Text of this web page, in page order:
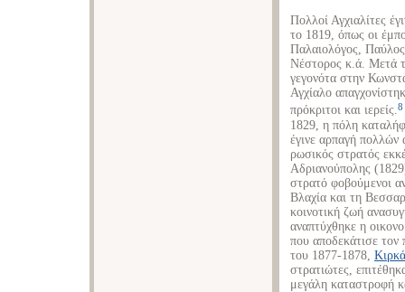
Πολλοί Αγχιαλίτες
το 1819, όπως οι
Παλαιολόγος,
Νέστορος κ.ά. Μετά
γεγονότα στην
Αγχίαλο
πρόκριτοι και ιερείς.8
1829, η πόλη
έγινε αρπαγή
ρωσικός στρατός
Αδριανούπολης
στρατό φοβούμενοι
Βλαχία και τη
κοινοτική ζωή
αναπτύχθηκε η
που αποδεκάτισε
του 1877-1878,
στρατιώτες,
μεγάλη καταστροφή